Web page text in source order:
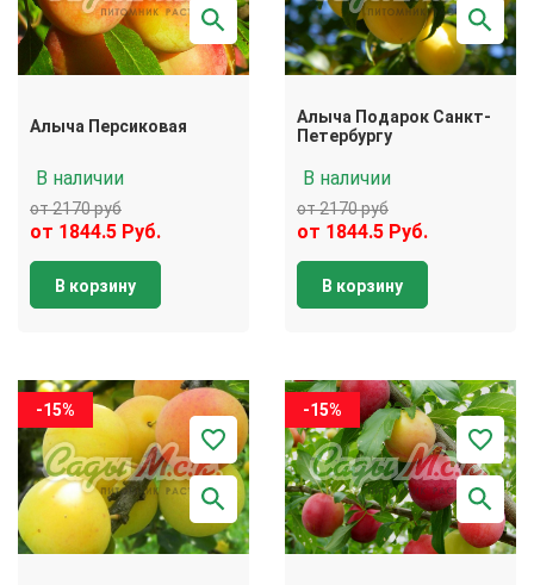
Алыча Персиковая
В наличии
от 2170 руб
от 1844.5 Руб.
В корзину
Алыча Подарок Санкт-
Петербургу
В наличии
от 2170 руб
от 1844.5 Руб.
В корзину
-15% -15%